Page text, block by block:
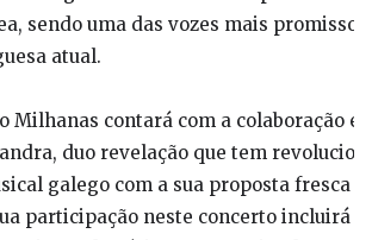
sendo uma das vozes mais
atual.
Milhanas contará com a colaboração
duo revelação que tem
galego com a sua proposta fresca e
participação neste concerto incluirá a